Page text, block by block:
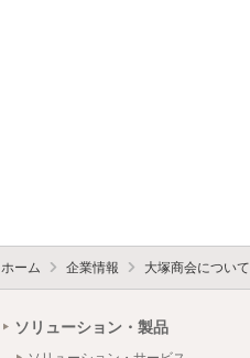
ホーム 企業情報 大塚商会について
ソリューション・製品